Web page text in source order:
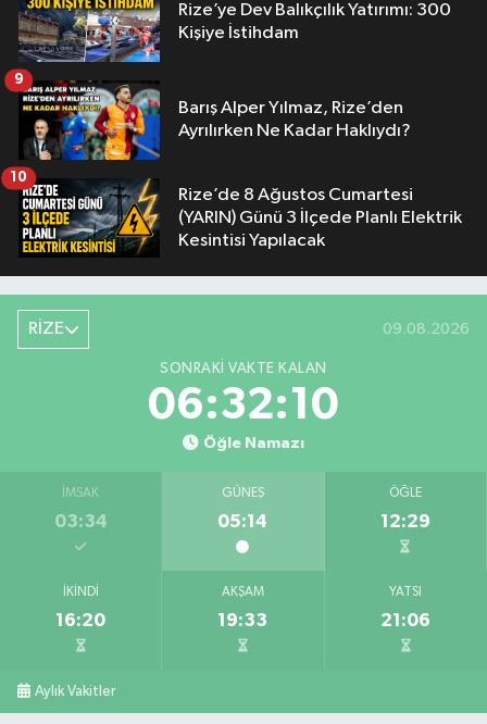
Rize’ye Dev Balıkçılık Yatırımı: 300
Kişiye İstihdam
Barış Alper Yılmaz, Rize’den
Ayrılırken Ne Kadar Haklıydı?
9
Rize’de 8 Ağustos Cumartesi
(YARIN) Günü 3 İlçede Planlı Elektrik
Kesintisi Yapılacak
10
RİZE 09.08.2026
SONRAKI VAKTE KALAN
06:32:10
Öğle Namazı
İMSAK
03:34
GÜNEŞ
05:14
ÖĞLE
12:29
İKINDI
16:20
AKŞAM
19:33
YATSI
21:06
Aylık Vakitler